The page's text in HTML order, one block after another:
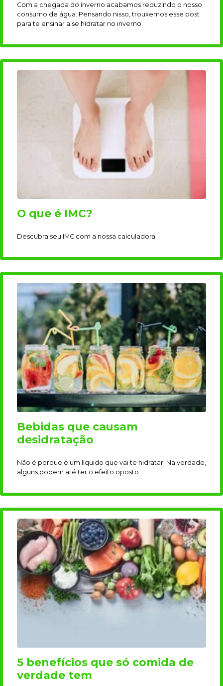
Com a chegada do inverno acabamos reduzindo o nosso
consumo de água. Pensando nisso, trouxemos esse post
para te ensinar a se hidratar no inverno.
O que é IMC?
Descubra seu IMC com a nossa calculadora
Bebidas que causam
desidratação
Não é porque é um líquido que vai te hidratar. Na verdade,
alguns podem até ter o efeito oposto
5 benefícios que só comida de
verdade tem